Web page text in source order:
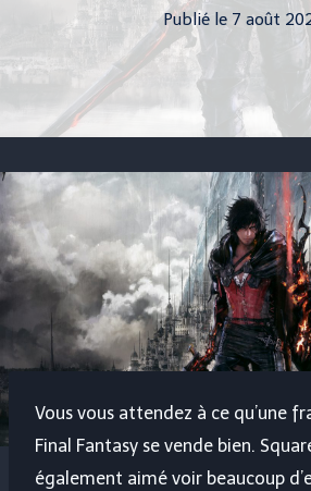
Publié le 7 août
Vous vous attendez à ce qu’une
Final Fantasy se vende bien.
également aimé voir beaucoup